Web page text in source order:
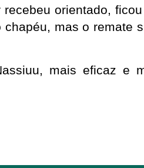
orientado,
chapéu, mas o remate
mais eficaz e